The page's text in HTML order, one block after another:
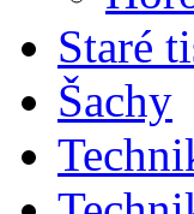
Staré
Šachy